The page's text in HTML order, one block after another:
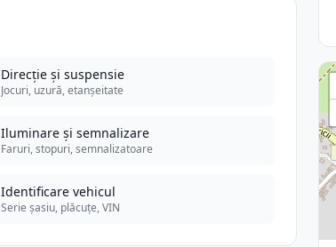
Direcție și suspensie
Jocuri, uzură, etanșeitate
Iluminare și semnalizare
Faruri, stopuri, semnalizatoare
Identificare vehicul
Serie șasiu, plăcuțe, VIN